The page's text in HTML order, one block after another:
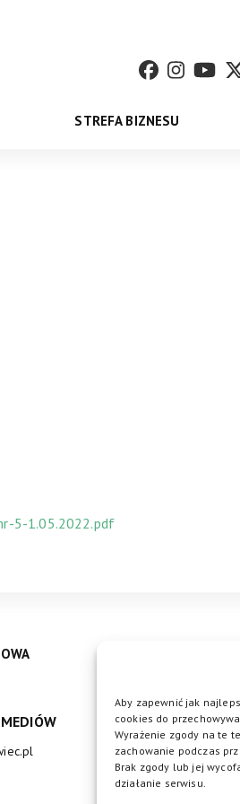
Aby zapewnić jak
cookies do
Wyrażenie zgody na te
zachowanie podczas
Brak zgody lub jej
działanie serwisu.
STREFA BIZNESU
5-1.05.2022.pdf
DOŁĄCZ DO